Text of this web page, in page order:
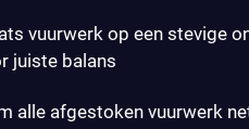
vuurwerk op een stevige
juiste balans
alle afgestoken vuurwerk